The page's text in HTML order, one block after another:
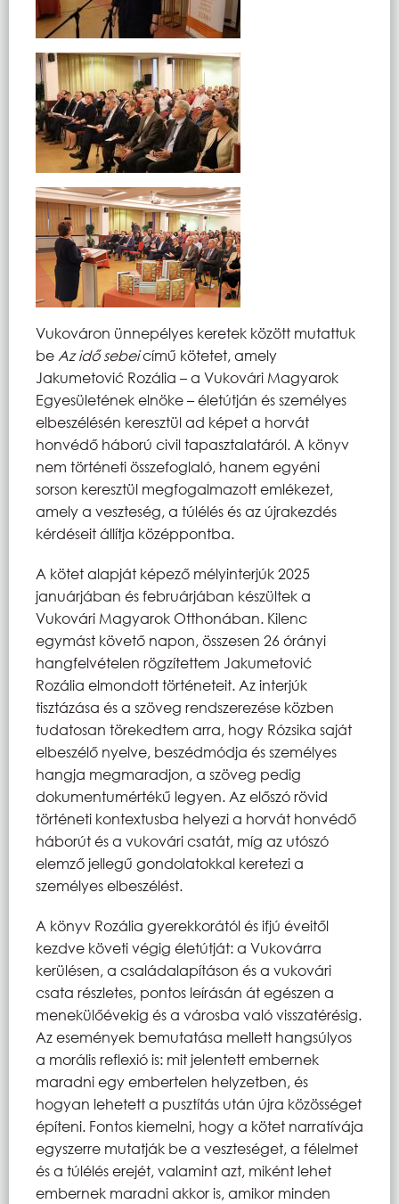
Vukováron ünnepélyes keretek között mutattuk
be Az idő sebeicímű kötetet, amely
Jakumetović Rozália – a Vukovári Magyarok
Egyesületének elnöke – életútján és személyes
elbeszélésén keresztül ad képet a horvát
honvédő háború civil tapasztalatáról. A könyv
nem történeti összefoglaló, hanem egyéni
sorson keresztül megfogalmazott emlékezet,
amely a veszteség, a túlélés és az újrakezdés
kérdéseit állítja középpontba.
A kötet alapját képező mélyinterjúk 2025
januárjában és februárjában készültek a
Vukovári Magyarok Otthonában. Kilenc
egymást követő napon, összesen 26 órányi
hangfelvételen rögzítettem Jakumetović
Rozália elmondott történeteit. Az interjúk
tisztázása és a szöveg rendszerezése közben
tudatosan törekedtem arra, hogy Rózsika saját
elbeszélő nyelve, beszédmódja és személyes
hangja megmaradjon, a szöveg pedig
dokumentumértékű legyen. Az előszó rövid
történeti kontextusba helyezi a horvát honvédő
háborút és a vukovári csatát, míg az utószó
elemző jellegű gondolatokkal keretezi a
személyes elbeszélést.
A könyv Rozália gyerekkorától és ifjú éveitől
kezdve követi végig életútját: a Vukovárra
kerülésen, a családalapításon és a vukovári
csata részletes, pontos leírásán át egészen a
menekülőévekig és a városba való visszatérésig.
Az események bemutatása mellett hangsúlyos
a morális reflexió is: mit jelentett embernek
maradni egy embertelen helyzetben, és
hogyan lehetett a pusztítás után újra közösséget
építeni. Fontos kiemelni, hogy a kötet narratívája
egyszerre mutatják be a veszteséget, a félelmet
és a túlélés erejét, valamint azt, miként lehet
embernek maradni akkor is, amikor minden